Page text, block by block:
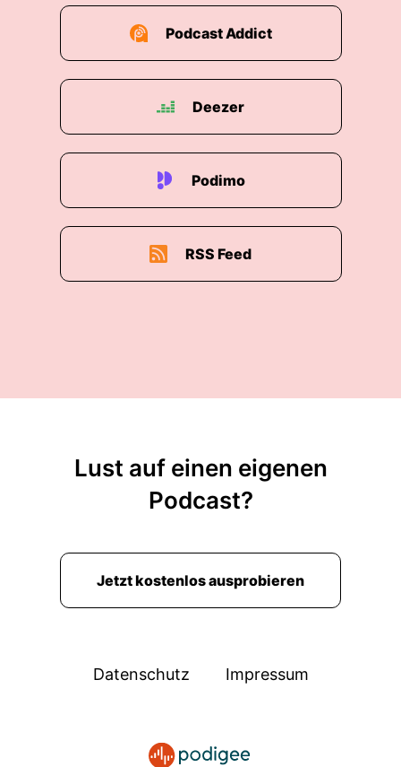
Podcast Addict
Deezer
Podimo
RSS Feed
Lust auf einen eigenen
Podcast?
Jetzt kostenlos ausprobieren
Datenschutz Impressum